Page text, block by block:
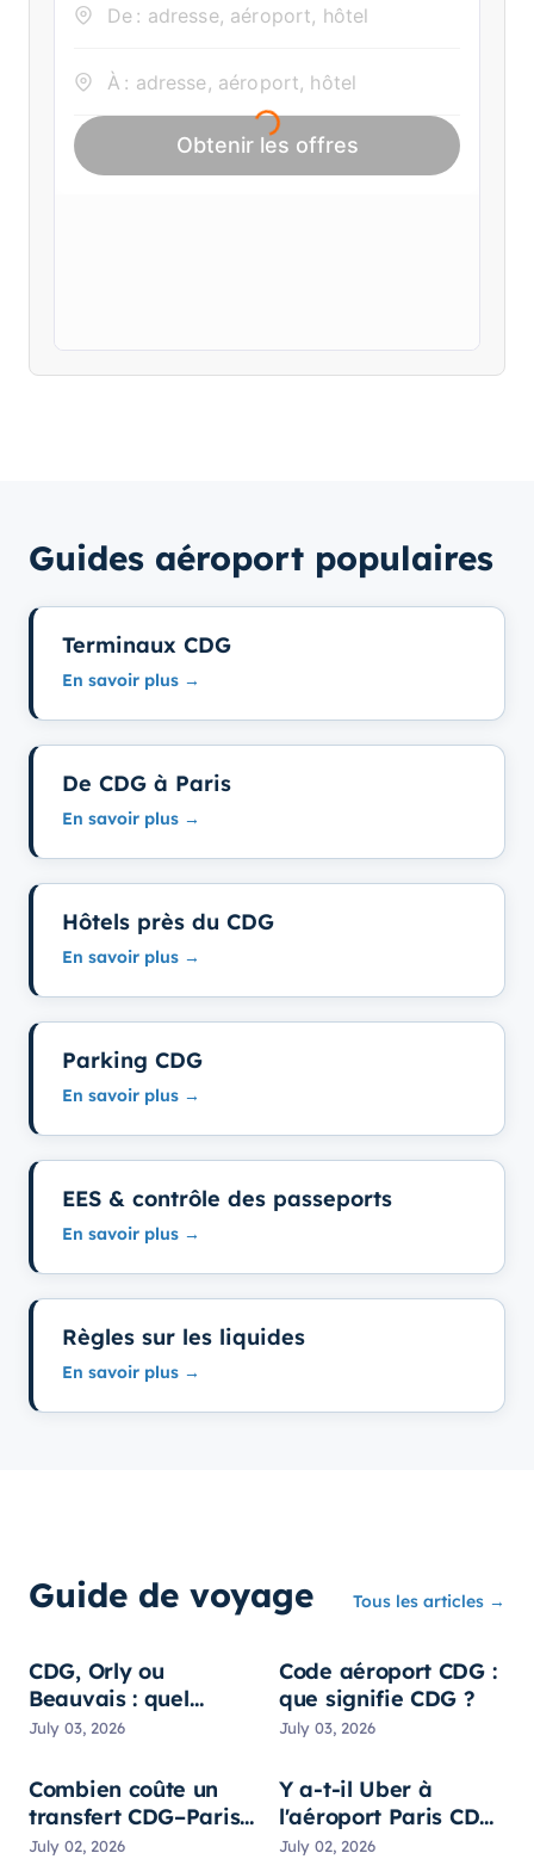
Guides aéroport populaires
Terminaux CDG
En savoir plus →
De CDG à Paris
En savoir plus →
Hôtels près du CDG
En savoir plus →
Parking CDG
En savoir plus →
EES & contrôle des passeports
En savoir plus →
Règles sur les liquides
En savoir plus →
Guide de voyage Tous les articles →
CDG, Orly ou
Beauvais : quel
aéroport choisir ?
July 03, 2026
Code aéroport CDG :
que signifie CDG ?
July 03, 2026
Combien coûte un
transfert CDG–Paris
? Toutes les options
July 02, 2026
Y a-t-il Uber à
l'aéroport Paris CDG
? Prix et conseils
July 02, 2026